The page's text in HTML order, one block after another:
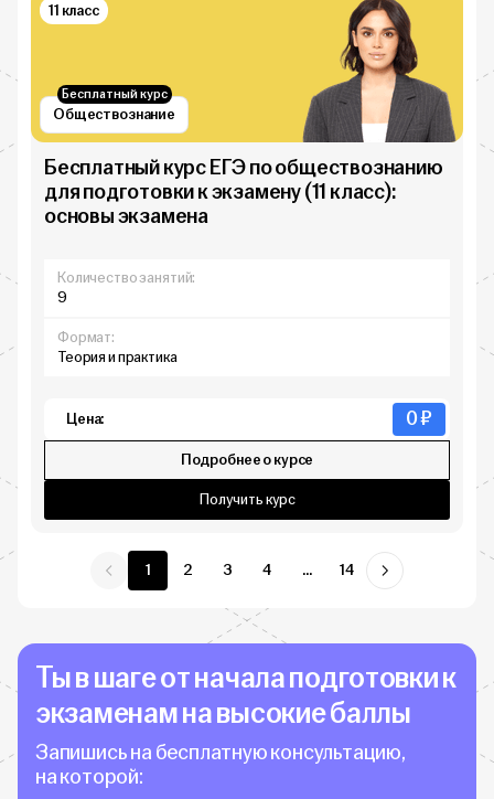
Обществознание
Бесплатный курс
11 класс
Бесплатный курс ЕГЭ по обществознанию
для подготовки к экзамену (11 класс):
основы экзамена
Количество занятий:
9
Формат:
Теория и практика
Цена: 0 ₽
Подробнее о курсе
Получить курс
1 2 3 4 ... 14
Ты в шаге от начала подготовки к
экзаменам на высокие баллы
Запишись на бесплатную консультацию,
на которой: